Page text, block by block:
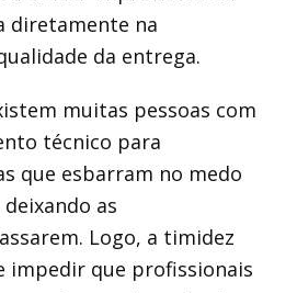
diretamente na
da entrega.
muitas pessoas com
técnico para
que esbarram no medo
as
Logo, a timidez
impedir que profissionais